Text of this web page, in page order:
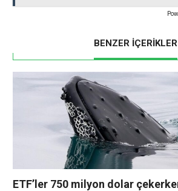
BENZER İÇERİKLER
ETF’ler 750 milyon dolar